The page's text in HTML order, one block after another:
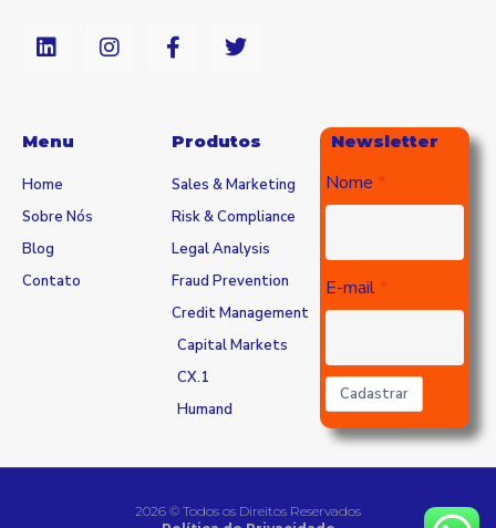
Menu
Home
Sobre Nós
Blog
Contato
Produtos
Sales & Marketing
Risk & Compliance
Legal Analysis
Fraud Prevention
Credit Management
Capital Markets
CX.1
Humand
Newsletter
Nome
E-mail
Cadastrar
2026 © Todos os Direitos Reservados